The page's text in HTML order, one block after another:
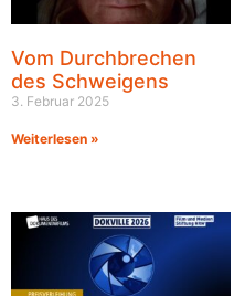
Vom Durchbrechen
des Schweigens
3. Februar 2025
Weiterlesen »